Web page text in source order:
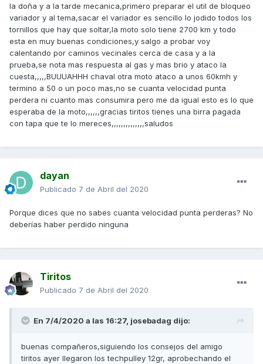
la doña y a la tarde mecanica,primero preparar el util de bloqueo
variador y al tema,sacar el variador es sencillo lo jodido todos los
tornillos que hay que soltar,la moto solo tiene 2700 km y todo
esta en muy buenas condiciones,y salgo a probar voy
calentando por caminos vecinales cerca de casa y a la
prueba,se nota mas respuesta al gas y mas brio y ataco la
cuesta,,,,,BUUUAHHH chaval otra moto ataco a unos 60kmh y
termino a 50 o un poco mas,no se cuanta velocidad punta
perdera ni cuanto mas consumira pero me da igual esto es lo que
esperaba de la moto,,,,,,gracias tiritos tienes una birra pagada
con tapa que te lo mereces,,,,,,,,,,,,,,saludos
dayan
Publicado 7 de Abril del 2020
Porque dices que no sabes cuanta velocidad punta perderas? No
deberías haber perdido ninguna
Tiritos
Publicado 7 de Abril del 2020
En 7/4/2020 a las 16:27, josebadag dijo:
buenas compañeros,siguiendo los consejos del amigo
tiritos ayer llegaron los techpulley 12gr, aprobechando el